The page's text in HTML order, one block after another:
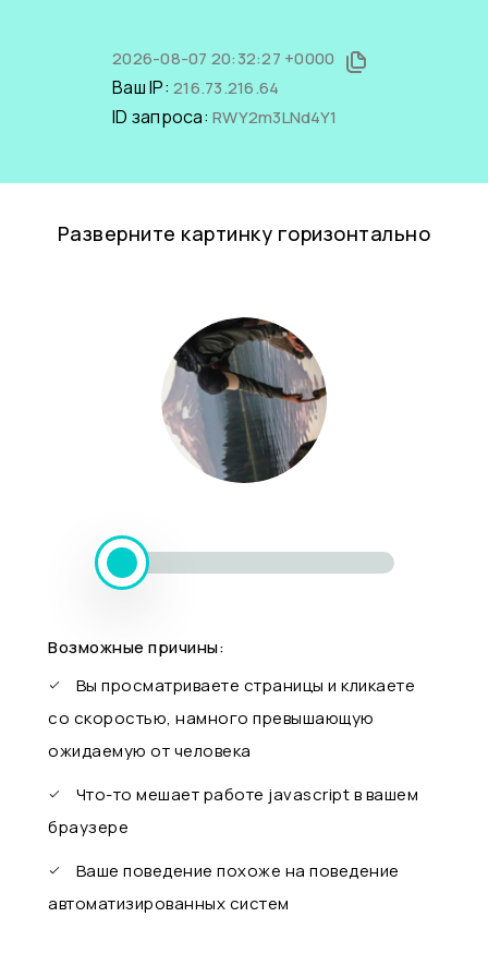
2026-08-07 20:32:27 +0000
Ваш IP: 216.73.216.64
ID запроса: RWY2m3LNd4Y1
Разверните картинку горизонтально
Возможные причины:
Вы просматриваете страницы и кликаете
со скоростью, намного превышающую
ожидаемую от человека
Что-то мешает работе javascript в вашем
браузере
Ваше поведение похоже на поведение
автоматизированных систем